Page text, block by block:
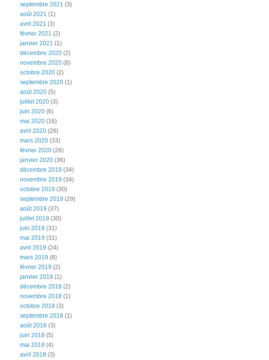
septembre 2021 (3)
août 2021 (1)
avril 2021 (3)
février 2021 (2)
janvier 2021 (1)
décembre 2020 (2)
novembre 2020 (8)
octobre 2020 (2)
septembre 2020 (1)
août 2020 (5)
juillet 2020 (3)
juin 2020 (6)
mai 2020 (16)
avril 2020 (26)
mars 2020 (33)
février 2020 (26)
janvier 2020 (36)
décembre 2019 (34)
novembre 2019 (34)
octobre 2019 (30)
septembre 2019 (29)
août 2019 (37)
juillet 2019 (30)
juin 2019 (31)
mai 2019 (31)
avril 2019 (24)
mars 2019 (8)
février 2019 (2)
janvier 2019 (1)
décembre 2018 (2)
novembre 2018 (1)
octobre 2018 (3)
septembre 2018 (1)
août 2018 (3)
juin 2018 (5)
mai 2018 (4)
avril 2018 (3)